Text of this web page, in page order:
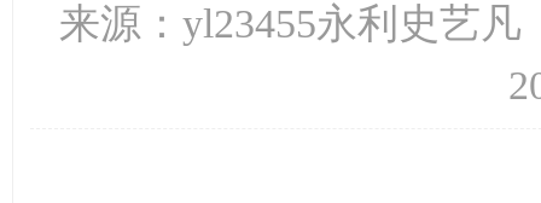
来源：yl23455永利史艺